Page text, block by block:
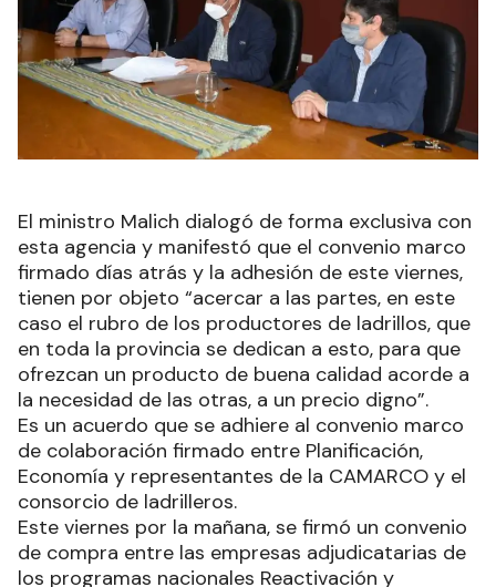
El ministro Malich dialogó de forma exclusiva con
esta agencia y manifestó que el convenio marco
firmado días atrás y la adhesión de este viernes,
tienen por objeto “acercar a las partes, en este
caso el rubro de los productores de ladrillos, que
en toda la provincia se dedican a esto, para que
ofrezcan un producto de buena calidad acorde a
la necesidad de las otras, a un precio digno”.
Es un acuerdo que se adhiere al convenio marco
de colaboración firmado entre Planificación,
Economía y representantes de la CAMARCO y el
consorcio de ladrilleros.
Este viernes por la mañana, se firmó un convenio
de compra entre las empresas adjudicatarias de
los programas nacionales Reactivación y